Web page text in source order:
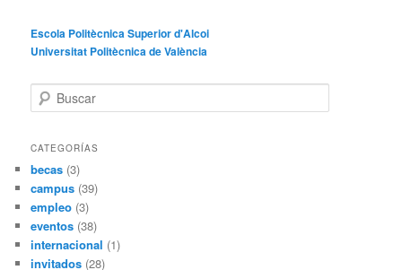
Escola Politècnica Superior d'Alcoi
Universitat Politècnica de València
u
c
r
CATEGORÍAS
becas (3)
campus (39)
empleo (3)
eventos (38)
internacional (1)
invitados (28)